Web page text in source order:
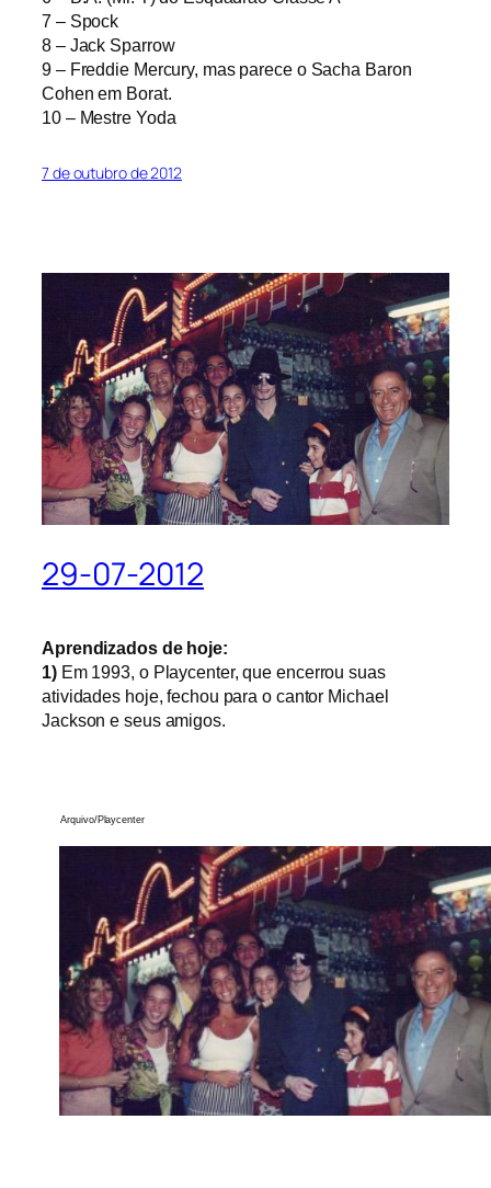
7 – Spock
8 – Jack Sparrow
9 – Freddie Mercury, mas parece o Sacha Baron
Cohen em Borat.
10 – Mestre Yoda
7 de outubro de 2012
29-07-2012
Aprendizados de hoje:
1)Em 1993, o Playcenter, que encerrou suas
atividades hoje, fechou para o cantor Michael
Jackson e seus amigos.
Arquivo/Playcenter